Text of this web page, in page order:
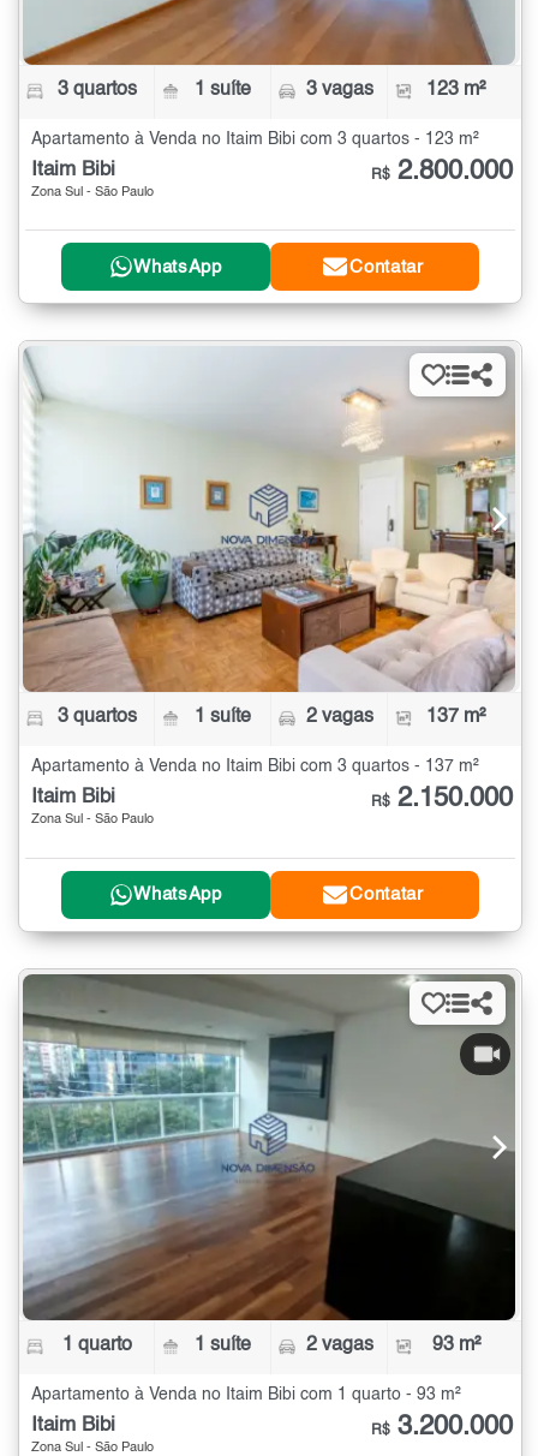
3 quartos 1 suíte 3 vagas 123 m²
Apartamento à Venda no Itaim Bibi com 3 quartos - 123 m²
Itaim Bibi
Zona Sul - São Paulo
R$ 2.800.000
WhatsApp Contatar
3 quartos 1 suíte 2 vagas 137 m²
Apartamento à Venda no Itaim Bibi com 3 quartos - 137 m²
Itaim Bibi
Zona Sul - São Paulo
R$ 2.150.000
WhatsApp Contatar
1 quarto 1 suíte 2 vagas 93 m²
Apartamento à Venda no Itaim Bibi com 1 quarto - 93 m²
Itaim Bibi
Zona Sul - São Paulo
R$ 3.200.000